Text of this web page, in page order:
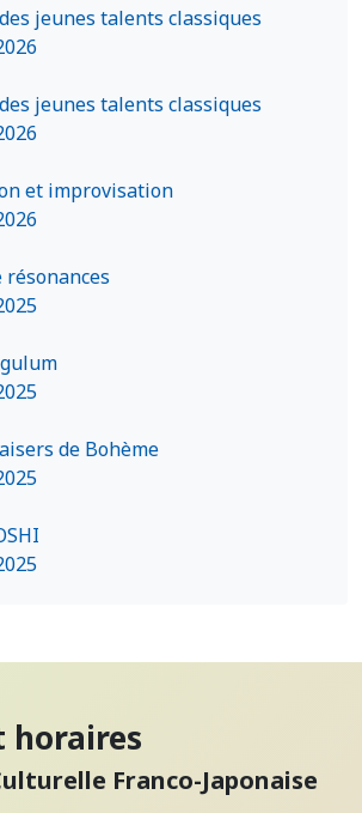
jeunes talents classiques
jeunes talents classiques
et improvisation
résonances
de Bohème
horaires
Franco-Japonaise